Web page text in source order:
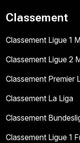
Classement
Classement Ligue 1
Classement Ligue 2
Classement Premier
Classement La Liga
Classement
Classement Ligue 1